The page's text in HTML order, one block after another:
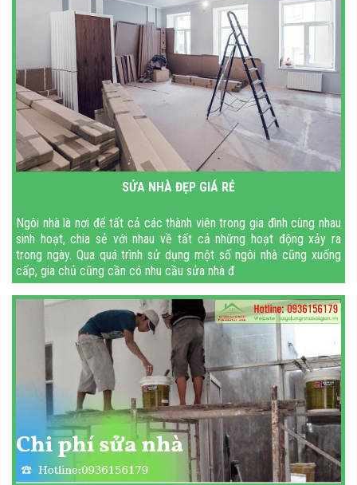
SỬA NHÀ ĐẸP GIÁ RẺ
Ngôi nhà là nơi để tất cả các thành viên trong gia đình cùng nhau
sinh hoạt, chia sẻ với nhau về tất cả những hoạt động xảy ra
trong ngày. Qua quá trình sử dụng một số ngôi nhà cũng xuống
cấp, gia chủ cũng cần có nhu cầu sửa nhà đ